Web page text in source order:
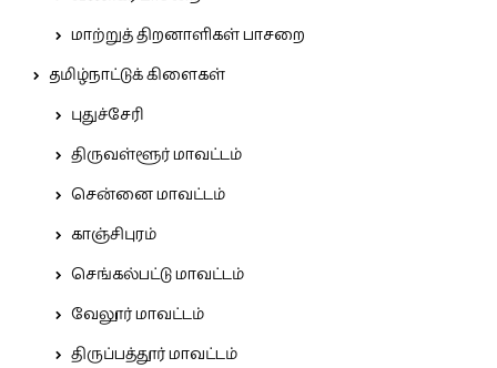
மாற்றுத் திறனாளிகள் பாசறை
தமிழ்நாட்டுக் கிளைகள்
புதுச்சேரி
திருவள்ளூர் மாவட்டம்
சென்னை மாவட்டம்
காஞ்சிபுரம்
செங்கல்பட்டு மாவட்டம்
வேலூர் மாவட்டம்
திருப்பத்தூர் மாவட்டம்